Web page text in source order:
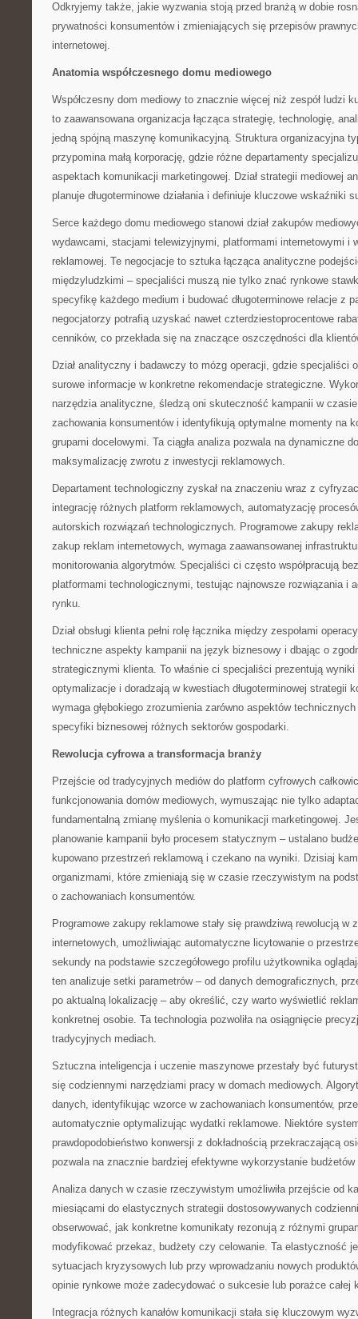
Odkryjemy także, jakie wyzwania stoją przed branżą w dobie
prywatności konsumentów i zmieniających się przepisów
internetowej.
Anatomia współczesnego domu mediowego
Współczesny dom mediowy to znacznie więcej niż zespół ludzi
to zaawansowana organizacja łącząca strategię, technologię,
jedną spójną maszynę komunikacyjną. Struktura organizacyjna
przypomina małą korporację, gdzie różne departamenty
aspektach komunikacji marketingowej. Dział strategii mediowej
planuje długoterminowe działania i definiuje kluczowe wskaźniki
Serce każdego domu mediowego stanowi dział zakupów
wydawcami, stacjami telewizyjnymi, platformami internetowymi i
reklamowej. Te negocjacje to sztuka łącząca analityczne
międzyludzkimi – specjaliści muszą nie tylko znać rynkowe
specyfikę każdego medium i budować długoterminowe relacje z
negocjatorzy potrafią uzyskać nawet czterdziestoprocentowe
cenników, co przekłada się na znaczące oszczędności dla
Dział analityczny i badawczy to mózg operacji, gdzie specjaliści
surowe informacje w konkretne rekomendacje strategiczne.
narzędzia analityczne, śledzą oni skuteczność kampanii w
zachowania konsumentów i identyfikują optymalne momenty na
grupami docelowymi. Ta ciągła analiza pozwala na dynamiczne
maksymalizację zwrotu z inwestycji reklamowych.
Departament technologiczny zyskał na znaczeniu wraz z
integrację różnych platform reklamowych, automatyzację
autorskich rozwiązań technologicznych. Programowe zakupy
zakup reklam internetowych, wymaga zaawansowanej
monitorowania algorytmów. Specjaliści ci często współpracują
platformami technologicznymi, testując najnowsze rozwiązania i
rynku.
Dział obsługi klienta pełni rolę łącznika między zespołami
techniczne aspekty kampanii na język biznesowy i dbając o
strategicznymi klienta. To właśnie ci specjaliści prezentują
optymalizacje i doradzają w kwestiach długoterminowej strategii
wymaga głębokiego zrozumienia zarówno aspektów
specyfiki biznesowej różnych sektorów gospodarki.
Rewolucja cyfrowa a transformacja branży
Przejście od tradycyjnych mediów do platform cyfrowych
funkcjonowania domów mediowych, wymuszając nie tylko
fundamentalną zmianę myślenia o komunikacji marketingowej.
planowanie kampanii było procesem statycznym – ustalano
kupowano przestrzeń reklamową i czekano na wyniki. Dzisiaj
organizmami, które zmieniają się w czasie rzeczywistym na
o zachowaniach konsumentów.
Programowe zakupy reklamowe stały się prawdziwą rewolucją w
internetowych, umożliwiając automatyczne licytowanie o
sekundy na podstawie szczegółowego profilu użytkownika
ten analizuje setki parametrów – od danych demograficznych,
po aktualną lokalizację – aby określić, czy warto wyświetlić
konkretnej osobie. Ta technologia pozwoliła na osiągnięcie
tradycyjnych mediach.
Sztuczna inteligencja i uczenie maszynowe przestały być
się codziennymi narzędziami pracy w domach mediowych.
danych, identyfikując wzorce w zachowaniach konsumentów,
automatycznie optymalizując wydatki reklamowe. Niektóre
prawdopodobieństwo konwersji z dokładnością przekraczającą
pozwala na znacznie bardziej efektywne wykorzystanie
Analiza danych w czasie rzeczywistym umożliwiła przejście od
miesiącami do elastycznych strategii dostosowywanych
obserwować, jak konkretne komunikaty rezonują z różnymi
modyfikować przekaz, budżety czy celowanie. Ta elastyczność
sytuacjach kryzysowych lub przy wprowadzaniu nowych
opinie rynkowe może zadecydować o sukcesie lub porażce całej
Integracja różnych kanałów komunikacji stała się kluczowym